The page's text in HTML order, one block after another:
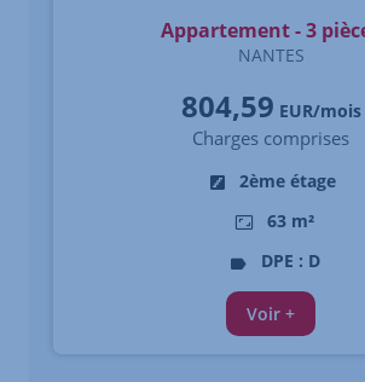
Appartement - 3
NANTES
804,59 EUR/mois
Charges comprises
2ème étage
63 m²
DPE : D
Voir +